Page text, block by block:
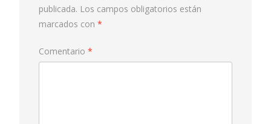
publicada. Los campos obligatorios están
marcados con *
Comentario *